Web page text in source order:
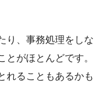
り、事務処理をしな
がほとんどです。
れることもあるかも